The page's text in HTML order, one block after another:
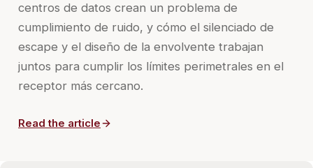
centros de datos crean un problema de
cumplimiento de ruido, y cómo el silenciado de
escape y el diseño de la envolvente trabajan
juntos para cumplir los límites perimetrales en el
receptor más cercano.
Read the article